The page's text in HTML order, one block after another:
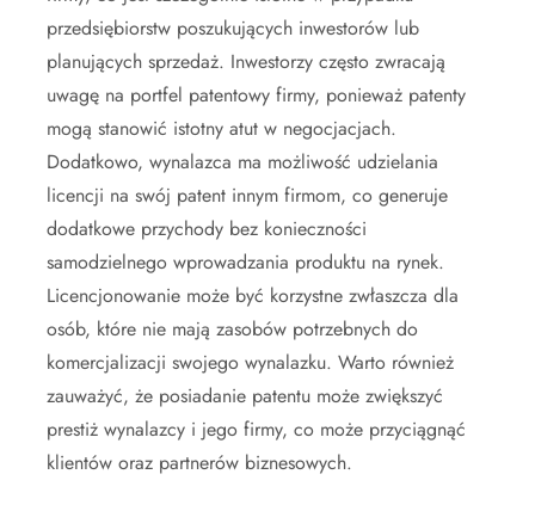
przedsiębiorstw poszukujących inwestorów lub
planujących sprzedaż. Inwestorzy często zwracają
uwagę na portfel patentowy firmy, ponieważ patenty
mogą stanowić istotny atut w negocjacjach.
Dodatkowo, wynalazca ma możliwość udzielania
licencji na swój patent innym firmom, co generuje
dodatkowe przychody bez konieczności
samodzielnego wprowadzania produktu na rynek.
Licencjonowanie może być korzystne zwłaszcza dla
osób, które nie mają zasobów potrzebnych do
komercjalizacji swojego wynalazku. Warto również
zauważyć, że posiadanie patentu może zwiększyć
prestiż wynalazcy i jego firmy, co może przyciągnąć
klientów oraz partnerów biznesowych.